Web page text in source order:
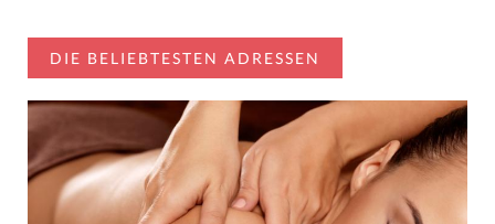
DIE BELIEBTESTEN ADRESSEN